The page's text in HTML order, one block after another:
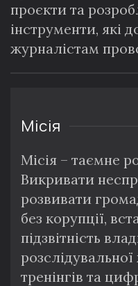
проєкти та
інструменти, які
журналістам
Місія
Місія – таємне
Викривати
розвивати
без корупції,
підзвітність
тренінгів та